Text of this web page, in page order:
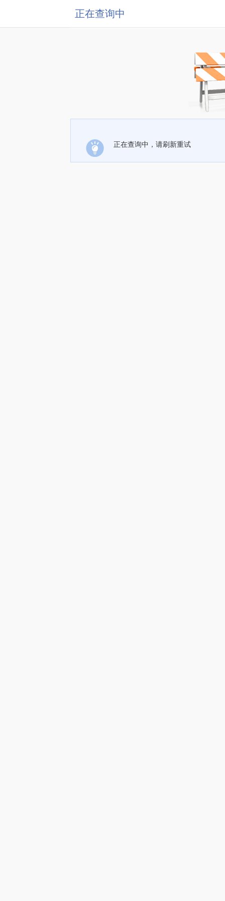
正在查询中
正在查询中，请刷新重试